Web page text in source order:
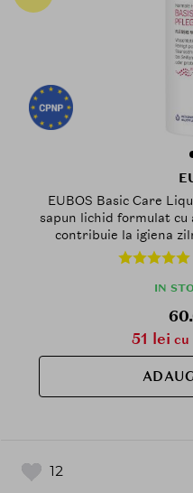
EUBOS Basic Care
sapun lichid formulat cu
contribuie la igiena
pentru spalarea
IN
51 lei cu
12